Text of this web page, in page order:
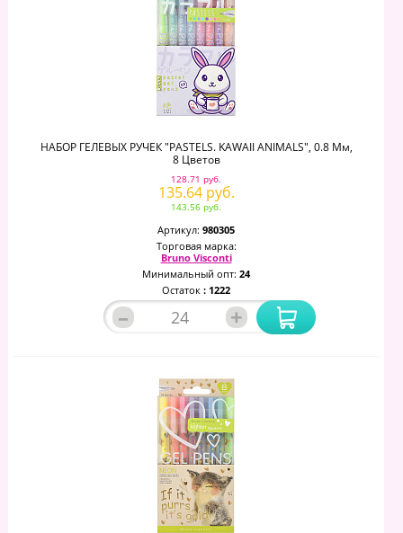
НАБОР ГЕЛЕВЫХ РУЧЕК "PASTELS. KAWAII ANIMALS", 0.8 Мм,
8 Цветов
128.71 руб.
135.64 руб.
143.56 руб.
Артикул: 980305
Торговая марка:
Bruno Visconti
Минимальный опт: 24
Остаток : 1222
– +